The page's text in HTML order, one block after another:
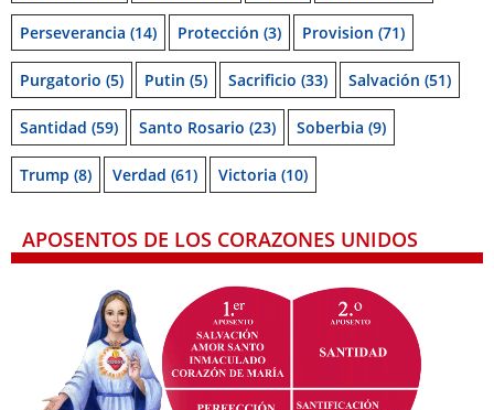
Perseverancia (14) Protección (3) Provision (71)
Purgatorio (5) Putin (5) Sacrificio (33) Salvación (51)
Santidad (59) Santo Rosario (23) Soberbia (9)
Trump (8) Verdad (61) Victoria (10)
APOSENTOS DE LOS CORAZONES UNIDOS